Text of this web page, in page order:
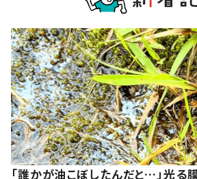
「誰かが油こぼしたんだと…」光る